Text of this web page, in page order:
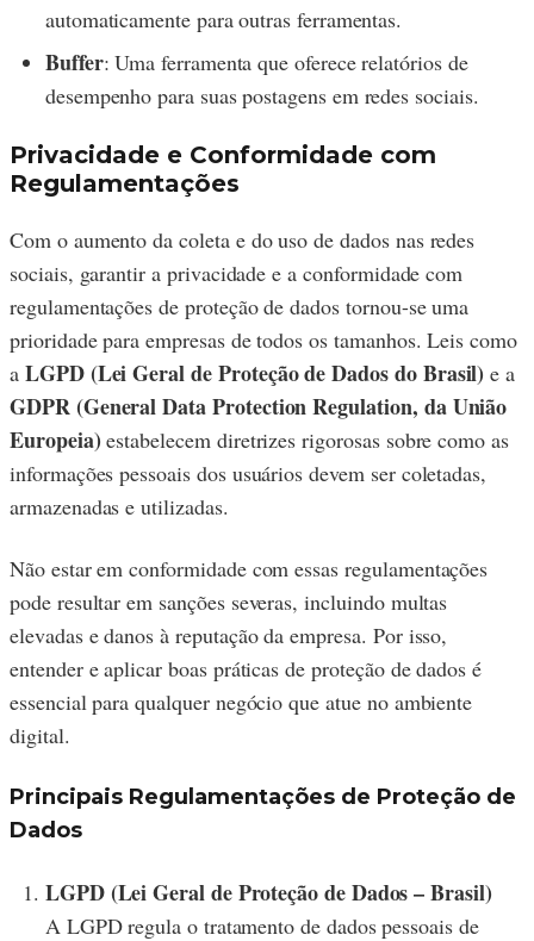
automaticamente para outras ferramentas.
Buffer: Uma ferramenta que oferece relatórios de
desempenho para suas postagens em redes sociais.
Privacidade e Conformidade com
Regulamentações
Com o aumento da coleta e do uso de dados nas redes
sociais, garantir a privacidade e a conformidade com
regulamentações de proteção de dados tornou-se uma
prioridade para empresas de todos os tamanhos. Leis como
a LGPD (Lei Geral de Proteção de Dados do Brasil) e a
GDPR (General Data Protection Regulation, da União
Europeia) estabelecem diretrizes rigorosas sobre como as
informações pessoais dos usuários devem ser coletadas,
armazenadas e utilizadas.
Não estar em conformidade com essas regulamentações
pode resultar em sanções severas, incluindo multas
elevadas e danos à reputação da empresa. Por isso,
entender e aplicar boas práticas de proteção de dados é
essencial para qualquer negócio que atue no ambiente
digital.
Principais Regulamentações de Proteção de
Dados
LGPD (Lei Geral de Proteção de Dados – Brasil)
A LGPD regula o tratamento de dados pessoais de